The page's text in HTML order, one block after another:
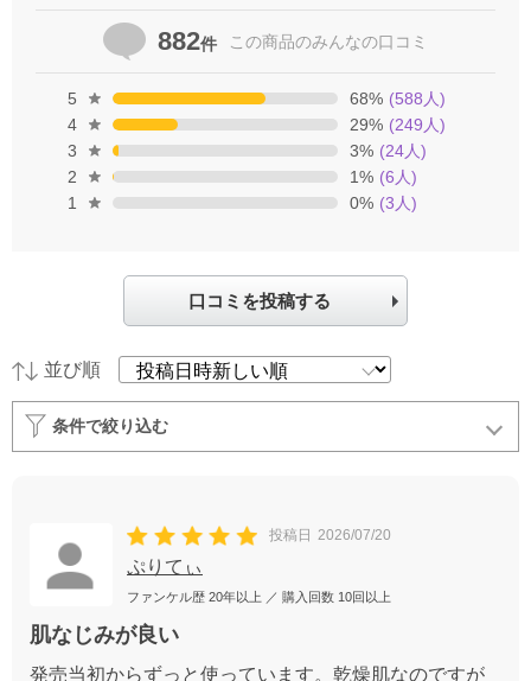
882件 この商品のみんなの口コミ
5 68% (588 人)
4
29% (249 人)
3
3% (24人)
2
1% (6 人)
1
0% (3 人)
口コミを投稿する
並び順
条件で絞り込む
投稿日 2026/07/20
ぷりてぃ
ファンケル歴 20年以上 ／ 購入回数 10回以上
肌なじみが良い
発売当初からずっと使っています。乾燥肌なのですが